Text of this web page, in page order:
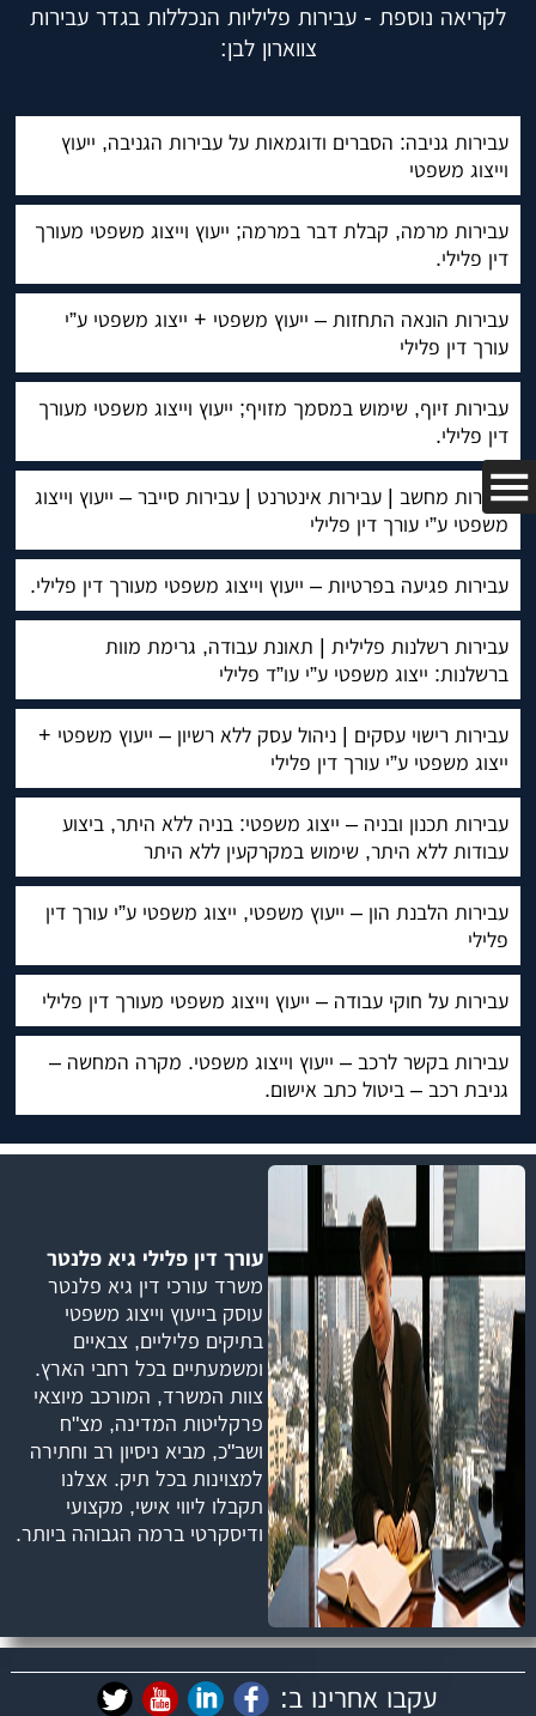
לקריאה נוספת - עבירות פליליות הנכללות בגדר עבירות
צווארון לבן:
עבירות גניבה: הסברים ודוגמאות על עבירות הגניבה, ייעוץ
וייצוג משפטי
עבירות מרמה, קבלת דבר במרמה; ייעוץ וייצוג משפטי מעורך
דין פלילי.
עבירות הונאה התחזות – ייעוץ משפטי + ייצוג משפטי ע”י
עורך דין פלילי
עבירות זיוף, שימוש במסמך מזויף; ייעוץ וייצוג משפטי מעורך
דין פלילי.
עבירות מחשב | עבירות אינטרנט | עבירות סייבר – ייעוץ וייצוג
משפטי ע”י עורך דין פלילי
עבירות פגיעה בפרטיות – ייעוץ וייצוג משפטי מעורך דין פלילי.
עבירות רשלנות פלילית | תאונת עבודה, גרימת מוות
ברשלנות: ייצוג משפטי ע”י עו”ד פלילי
עבירות רישוי עסקים | ניהול עסק ללא רשיון – ייעוץ משפטי +
ייצוג משפטי ע”י עורך דין פלילי
עבירות תכנון ובניה – ייצוג משפטי: בניה ללא היתר, ביצוע
עבודות ללא היתר, שימוש במקרקעין ללא היתר
עבירות הלבנת הון – ייעוץ משפטי, ייצוג משפטי ע”י עורך דין
פלילי
עבירות על חוקי עבודה – ייעוץ וייצוג משפטי מעורך דין פלילי
עבירות בקשר לרכב – ייעוץ וייצוג משפטי. מקרה המחשה –
גניבת רכב – ביטול כתב אישום.
עורך דין פלילי גיא פלנטר
משרד עורכי דין גיא פלנטר
עוסק בייעוץ וייצוג משפטי
בתיקים פליליים, צבאיים
ומשמעתיים בכל רחבי הארץ.
צוות המשרד, המורכב מיוצאי
פרקליטות המדינה, מצ"ח
ושב"כ, מביא ניסיון רב וחתירה
למצוינות בכל תיק. אצלנו
תקבלו ליווי אישי, מקצועי
ודיסקרטי ברמה הגבוהה ביותר.
עקבו אחרינו ב: